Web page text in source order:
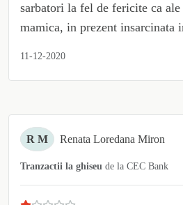
sarbatori la fel de fericite ca
mamica, in prezent insarcinata
11-12-2020
R M Renata Loredana Miron
Tranzactii la ghiseu de la CEC Bank